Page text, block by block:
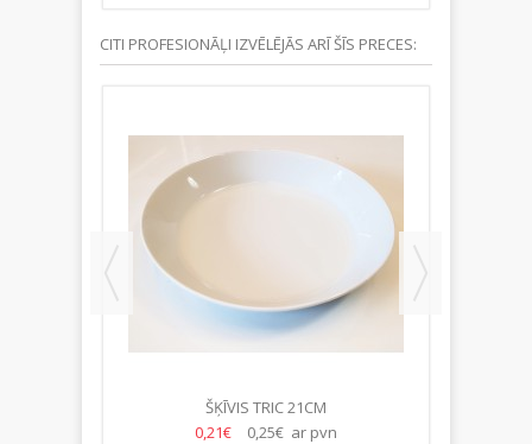
CITI PROFESIONĀĻI IZVĒLĒJĀS ARĪ ŠĪS PRECES:
ŠĶĪVIS TRIC 21CM
0,21€
0,25€ ar pvn